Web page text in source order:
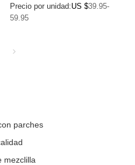
Precio por unidad:US $39.95-
59.95
parches
mezclilla